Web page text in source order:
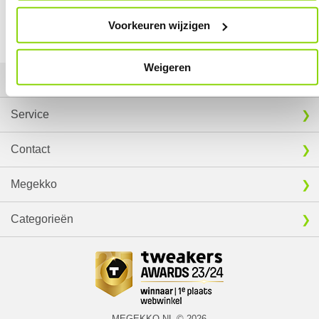
Voorkeuren wijzigen
Weigeren
Vergelijk product Vergelijk product
Service
Contact
Megekko
Categorieën